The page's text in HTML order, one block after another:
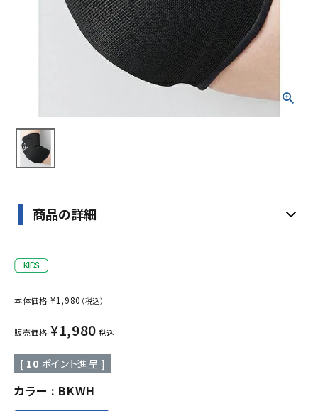
お問い合わせ
商品の詳細
本体価格 ¥1,980 （税込）
販売価格 ¥1,980 税込
[ 10 ポイント進呈 ]
カラー BKWH